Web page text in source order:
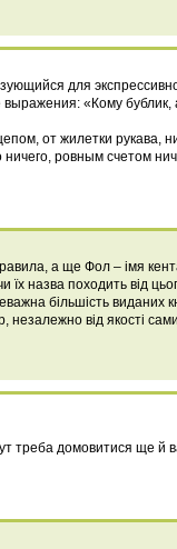
для
«Кому бублик,
от жилетки рукава,
ровным счетом
а ще Фол – імя
їх назва походить від
більшість виданих
від якості
треба домовитися ще й